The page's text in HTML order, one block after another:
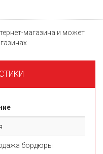
магазина и может
бордюры